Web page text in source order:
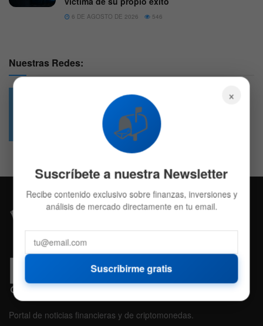
6 DE AGOSTO DE 2026 546
Nuestras Redes:
4.7k
Followers
Portal de noticias financieras y de criptomonedas.
×
📬
Suscríbete a nuestra Newsletter
Recibe contenido exclusivo sobre finanzas, inversiones y
análisis de mercado directamente en tu email.
Suscribirme gratis